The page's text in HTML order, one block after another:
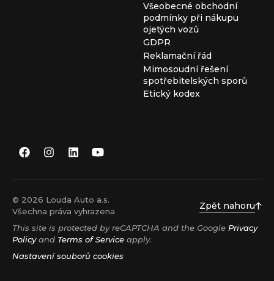
Všeobecné obchodní
podmínky při nákupu
ojetých vozů
GDPR
Reklamační řád
Mimosoudní řešení
spotřebitelských sporů
Etický kodex
© 2026 Louda Auto a.s.
Všechna práva vyhrazena
Zpět nahoru
This site is protected by reCAPTCHA and the Google Privacy
Policyand Terms of Service apply.
Nastavení souborů cookies